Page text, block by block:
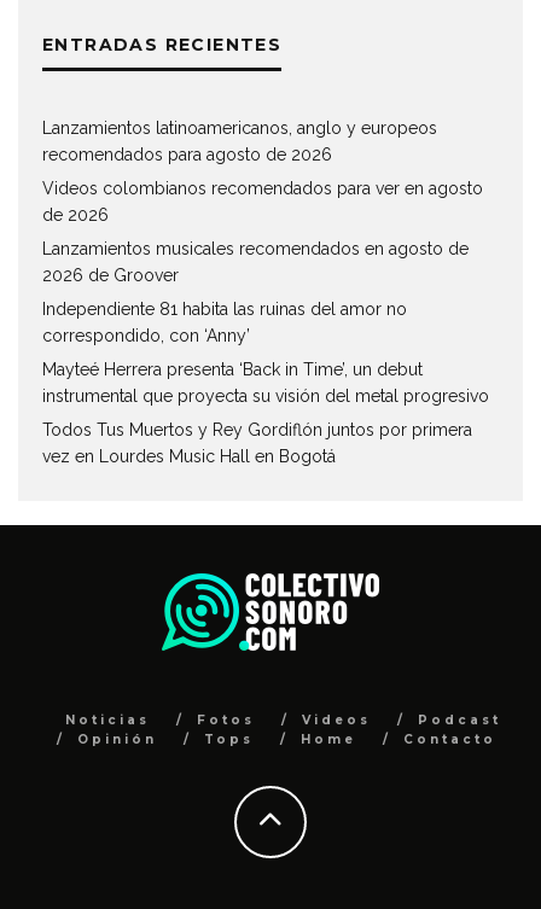
ENTRADAS RECIENTES
Lanzamientos latinoamericanos, anglo y europeos
recomendados para agosto de 2026
Videos colombianos recomendados para ver en agosto
de 2026
Lanzamientos musicales recomendados en agosto de
2026 de Groover
Independiente 81 habita las ruinas del amor no
correspondido, con ‘Anny’
Mayteé Herrera presenta ‘Back in Time’, un debut
instrumental que proyecta su visión del metal progresivo
Todos Tus Muertos y Rey Gordiflón juntos por primera
vez en Lourdes Music Hall en Bogotá
Noticias Fotos Videos
Podcast
Opinión
Tops Home Contacto